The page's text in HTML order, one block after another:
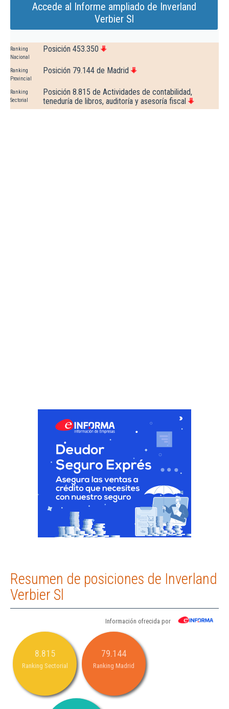
Accede al Informe ampliado de Inverland
Verbier Sl
Ranking
Nacional
Posición 453.350
Ranking
Provincial
Posición 79.144 de Madrid
Ranking
Sectorial
Posición 8.815 de Actividades de contabilidad,
teneduría de libros, auditoría y asesoría fiscal
Resumen de posiciones de Inverland
Verbier Sl
Información ofrecida por
8.815
Ranking Sectorial
79.144
Ranking Madrid